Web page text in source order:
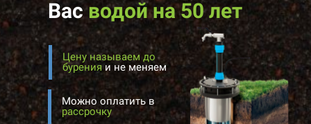
Васводой на 50 лет
Цену называем до
буренияи не меняем
Можно оплатить в
рассрочку